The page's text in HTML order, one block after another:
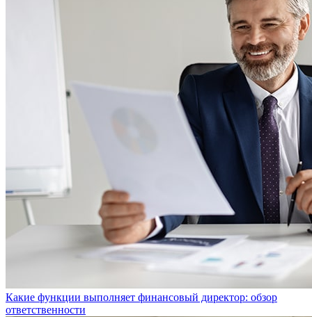
Какие функции выполняет финансовый директор: обзор
ответственности